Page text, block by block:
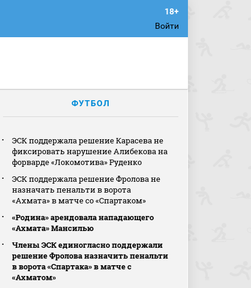
Войти
ФУТБОЛ
ЭСК поддержала решение Карасева не
фиксировать нарушение Алибекова на
форварде «Локомотива» Руденко
ЭСК поддержала решение Фролова не
назначать пенальти в ворота
«Ахмата» в матче со «Спартаком»
«Родина» арендовала нападающего
«Ахмата» Мансилью
Члены ЭСК единогласно поддержали
решение Фролова назначить пенальти
в ворота «Спартака» в матче с
«Ахматом»